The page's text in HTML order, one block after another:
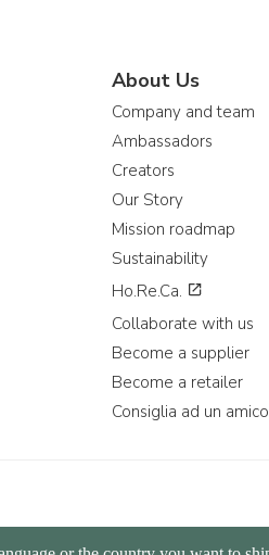
About Us
Company and team
Ambassadors
Creators
Our Story
Mission roadmap
Sustainability
Ho.Re.Ca.
Collaborate with us
Become a supplier
Become a retailer
Consiglia ad un amico